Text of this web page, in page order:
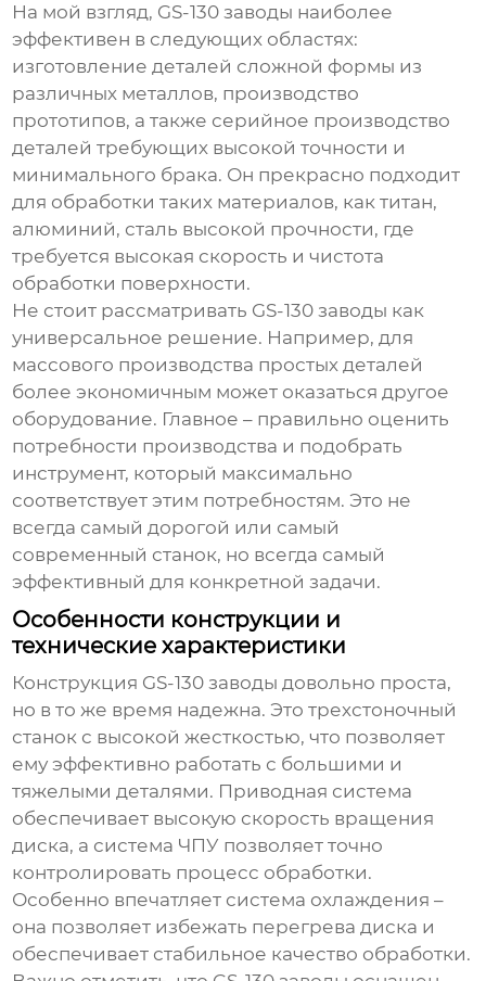
На мой взгляд, GS-130 заводы наиболее
эффективен в следующих областях:
изготовление деталей сложной формы из
различных металлов, производство
прототипов, а также серийное производство
деталей требующих высокой точности и
минимального брака. Он прекрасно подходит
для обработки таких материалов, как титан,
алюминий, сталь высокой прочности, где
требуется высокая скорость и чистота
обработки поверхности.
Не стоит рассматривать GS-130 заводы как
универсальное решение. Например, для
массового производства простых деталей
более экономичным может оказаться другое
оборудование. Главное – правильно оценить
потребности производства и подобрать
инструмент, который максимально
соответствует этим потребностям. Это не
всегда самый дорогой или самый
современный станок, но всегда самый
эффективный для конкретной задачи.
Особенности конструкции и
технические характеристики
Конструкция GS-130 заводы довольно проста,
но в то же время надежна. Это трехстоночный
станок с высокой жесткостью, что позволяет
ему эффективно работать с большими и
тяжелыми деталями. Приводная система
обеспечивает высокую скорость вращения
диска, а система ЧПУ позволяет точно
контролировать процесс обработки.
Особенно впечатляет система охлаждения –
она позволяет избежать перегрева диска и
обеспечивает стабильное качество обработки.